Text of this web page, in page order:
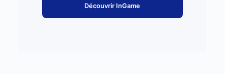
Découvrir InGame